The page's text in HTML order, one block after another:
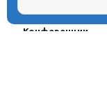
Олимпиады
Конферeнции